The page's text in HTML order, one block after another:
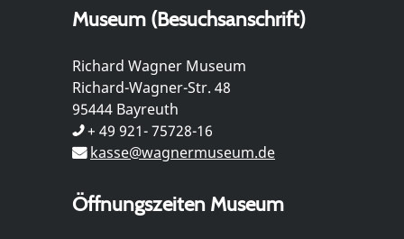
Museum (Besuchsanschrift)
Richard Wagner Museum
Richard-Wagner-Str. 48
95444 Bayreuth
+ 49 921- 75728-16
kasse@wagnermuseum.de
Öffnungszeiten Museum